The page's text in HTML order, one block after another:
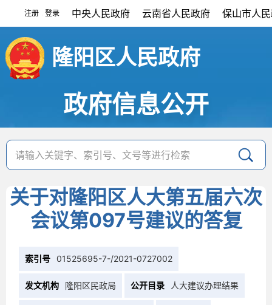
注册 登录 中央人民政府 云南省人民政府 保山市人
隆阳区人民政府
政府信息公开
关于对隆阳区人大第五届六次
会议第097号建议的答复
索引号 01525695-7-/2021-0727002
发文机构 隆阳区民政局 公开目录 人大建议办理结果